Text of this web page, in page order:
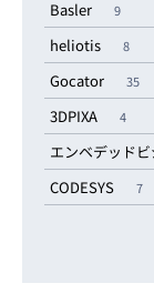
Basler 9
heliotis 8
Gocator 35
3DPIXA 4
エンベデッド
CODESYS 7